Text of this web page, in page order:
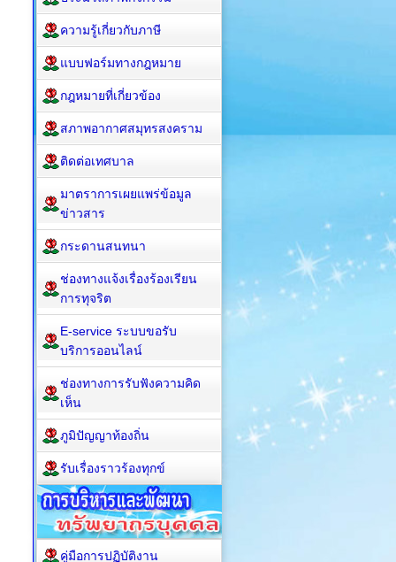
ความรู้เกี่ยวกับภาษี
แบบฟอร์มทางกฎหมาย
กฎหมาย​ที่เกี่ยวข้อง
สภาพอากาศสมุทรสงคราม
ติดต่อเทศบาล
มาตราการเผยแพร่ข้อมูล
ข่าวสาร
กระดานสนทนา
ช่องทางแจ้งเรื่องร้องเรียน
การทุจริต
E-service ระบบขอรับ
บริการออนไลน์
ช่องทางการรับฟังความคิด
เห็น
ภูมิปัญญาท้องถิ่น
รับเรื่องราวร้องทุกข์
คู่มือการปฏิบัติงาน